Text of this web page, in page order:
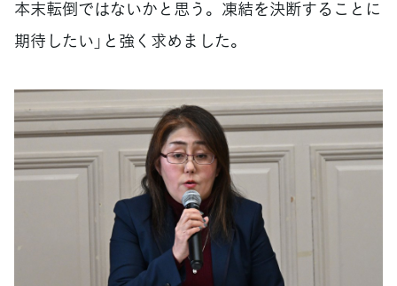
本末転倒ではないかと思う。凍結を決断することに
期待したい」と強く求めました。